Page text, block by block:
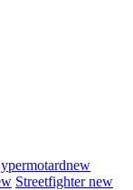
new
Streetfighternew